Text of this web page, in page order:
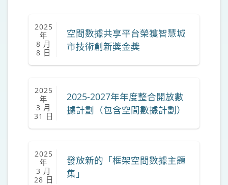
2025
年
8 月
8 日
空間數據共享平台榮獲智慧城
市技術創新獎金獎
2025
年
3 月
31 日
2025-2027年年度整合開放數
據計劃（包含空間數據計劃）
2025
年
3 月
28 日
發放新的「框架空間數據主題
集」